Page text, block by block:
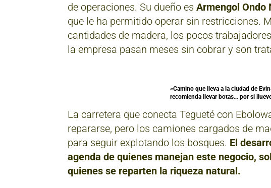
de operaciones. Su dueño esArmengol Ondo
que le ha permitido operar sin restricciones.
cantidades de madera, los pocos
la empresa pasan meses sin cobrar y son
«Camino que lleva a la ciudad de
recomienda llevar botas… por si
La carretera que conecta Tegueté con
repararse, pero los camiones cargados de
para seguir explotando los bosques. El
agenda de quienes manejan este negocio,
quienes se reparten la riqueza natural.